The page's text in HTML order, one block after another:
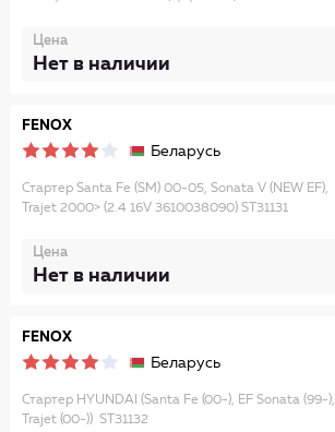
Цена
Нет в наличии
FENOX
Беларусь
Стартер Santa Fe (SM) 00-05, Sonata V (NEW EF),
Trajet 2000> (2.4 16V 3610038090) ST31131
Цена
Нет в наличии
FENOX
Беларусь
Стартер HYUNDAI (Santa Fe (00-), EF Sonata (99-),
Trajet (00-)) ST31132